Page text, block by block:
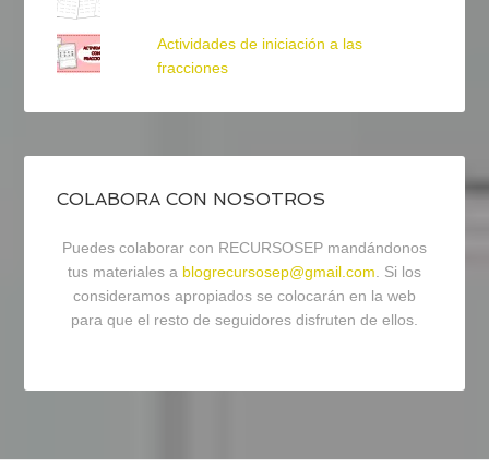
Actividades de iniciación a las
fracciones
COLABORA CON NOSOTROS
Puedes colaborar con RECURSOSEP mandándonos
tus materiales a blogrecursosep@gmail.com. Si los
consideramos apropiados se colocarán en la web
para que el resto de seguidores disfruten de ellos.